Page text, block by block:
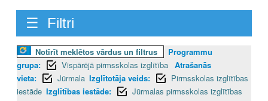
☰ Filtri
Notīrīt meklētos vārdus un filtrus
Programmu
grupa:
Vispārējā pirmsskolas izglītība Atrašanās
vieta:
Jūrmala Izglītotāja veids:
Pirmsskolas izglītības
iestāde Izglītības iestāde:
Jūrmalas pirmsskolas izglītības